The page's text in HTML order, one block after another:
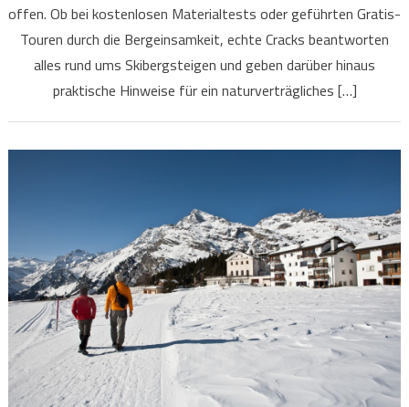
offen. Ob bei kostenlosen Materialtests oder geführten Gratis-
Touren durch die Bergeinsamkeit, echte Cracks beantworten
alles rund ums Skibergsteigen und geben darüber hinaus
praktische Hinweise für ein naturverträgliches […]